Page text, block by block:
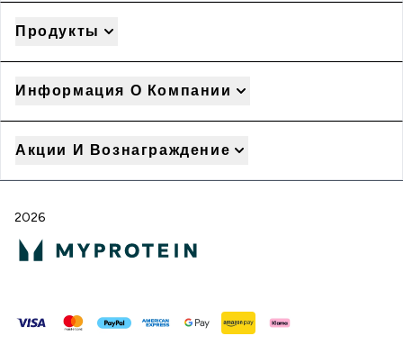
Продукты
Информация О Компании
Акции И Вознаграждение
2026